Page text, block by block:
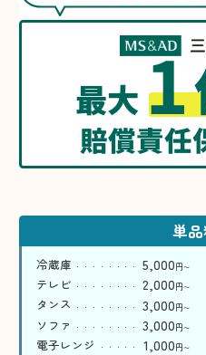
最大1
賠償責任
単
冷蔵庫 5,000円〜
テレビ 2,000円〜
タンス 3,000円〜
ソファ 3,000円〜
電子レンジ 1,000円〜